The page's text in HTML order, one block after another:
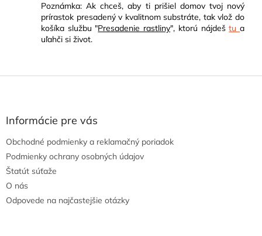
Poznámka: Ak chceš, aby ti prišiel domov tvoj nový
prírastok presadený v kvalitnom substráte, tak vlož do
košíka službu "Presadenie rastliny", ktorú nájdeštua
uľahči si život.
Z
Informácie pre vás
Obchodné podmienky a reklamačný poriadok
Podmienky ochrany osobných údajov
Štatút súťaže
O nás
Odpovede na najčastejšie otázky